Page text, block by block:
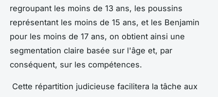
regroupant les moins de 13 ans, les poussins
représentant les moins de 15 ans, et les Benjamin
pour les moins de 17 ans, on obtient ainsi une
segmentation claire basée sur l'âge et, par
conséquent, sur les compétences.
Cette répartition judicieuse facilitera la tâche aux